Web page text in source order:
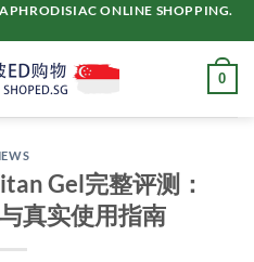
ONLINE SHOPPING.
0
Gel完整评测：
真实使用指南